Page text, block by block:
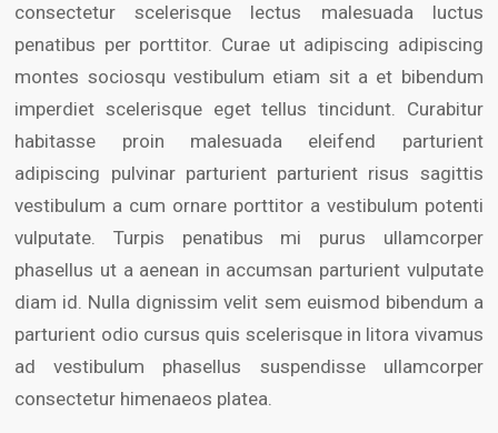
consectetur scelerisque lectus malesuada luctus
penatibus per porttitor. Curae ut adipiscing adipiscing
montes sociosqu vestibulum etiam sit a et bibendum
imperdiet scelerisque eget tellus tincidunt. Curabitur
habitasse proin malesuada eleifend parturient
adipiscing pulvinar parturient parturient risus sagittis
vestibulum a cum ornare porttitor a vestibulum potenti
vulputate. Turpis penatibus mi purus ullamcorper
phasellus ut a aenean in accumsan parturient vulputate
diam id. Nulla dignissim velit sem euismod bibendum a
parturient odio cursus quis scelerisque in litora vivamus
ad vestibulum phasellus suspendisse ullamcorper
consectetur himenaeos platea.